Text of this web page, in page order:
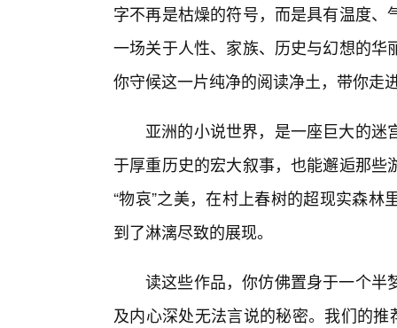
字不再是枯燥的符号，而是具有温度
一场关于人性、家族、历史与幻想的
你守候这一片纯净的阅读净土，带你走
亚洲的小说世界，是一座巨大的
于厚重历史的宏大叙事，也能邂逅那
“物哀”之美，在村上春树的超现实森
到了淋漓尽致的展现。
读这些作品，你仿佛置身于一个半
及内心深处无法言说的秘密。我们的